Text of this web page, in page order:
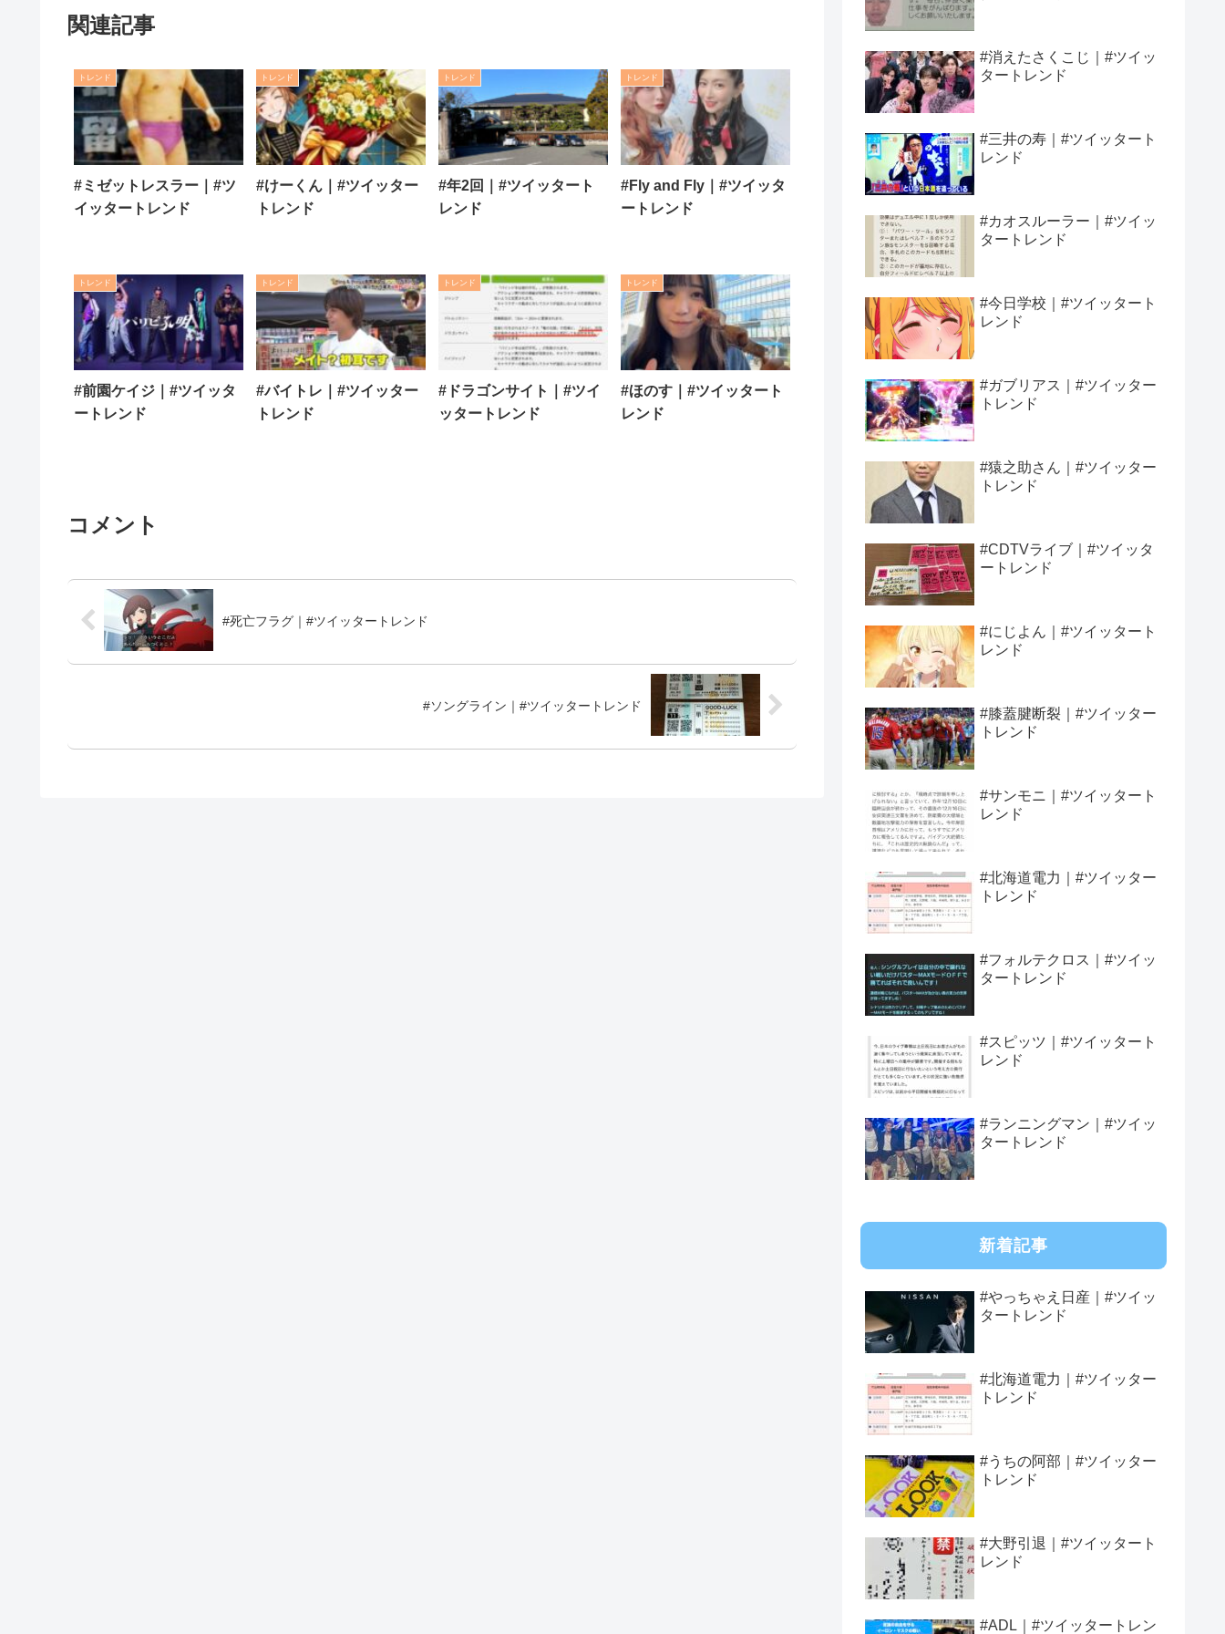
関連記事
トレンド
#ミゼットレスラー｜#ツ
イッタートレンド
トレンド
#けーくん｜#ツイッター
トレンド
トレンド
#年2回｜#ツイッタート
レンド
トレンド
#Fly and Fly｜#ツイッタ
ートレンド
トレンド
#前園ケイジ｜#ツイッタ
ートレンド
トレンド
#バイトレ｜#ツイッター
トレンド
トレンド
#ドラゴンサイト｜#ツイ
ッタートレンド
トレンド
#ほのす｜#ツイッタート
レンド
コメント
#死亡フラグ｜#ツイッタートレンド
#ソングライン｜#ツイッタートレンド
#消えたさくこじ｜#ツイッ
タートレンド
#三井の寿｜#ツイッタート
レンド
#カオスルーラー｜#ツイッ
タートレンド
#今日学校｜#ツイッタート
レンド
#ガブリアス｜#ツイッター
トレンド
#猿之助さん｜#ツイッター
トレンド
#CDTVライブ｜#ツイッタ
ートレンド
#にじよん｜#ツイッタート
レンド
#膝蓋腱断裂｜#ツイッター
トレンド
#サンモニ｜#ツイッタート
レンド
#北海道電力｜#ツイッター
トレンド
#フォルテクロス｜#ツイッ
タートレンド
#スピッツ｜#ツイッタート
レンド
#ランニングマン｜#ツイッ
タートレンド
新着記事
#やっちゃえ日産｜#ツイッ
タートレンド
#北海道電力｜#ツイッター
トレンド
#うちの阿部｜#ツイッター
トレンド
#大野引退｜#ツイッタート
レンド
#ADL｜#ツイッタートレン